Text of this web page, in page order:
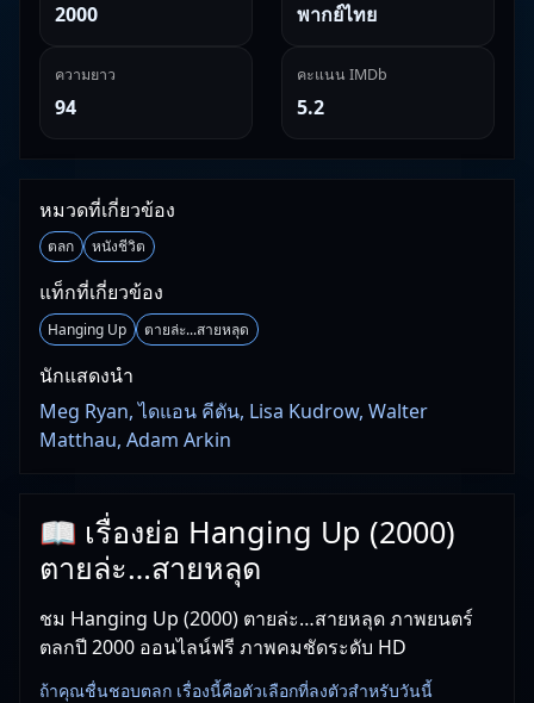
2000 พากย์ไทย
ความยาว
94
คะแนน IMDb
5.2
หมวดที่เกี่ยวข้อง
ตลก หนังชีวิต
แท็กที่เกี่ยวข้อง
Hanging Up ตายล่ะ...สายหลุด
นักแสดงนำ
Meg Ryan, ไดแอน คีตัน, Lisa Kudrow, Walter
Matthau, Adam Arkin
📖 เรื่องย่อ Hanging Up (2000)
ตายล่ะ…สายหลุด
ชม Hanging Up (2000) ตายล่ะ…สายหลุด ภาพยนตร์
ตลกปี 2000 ออนไลน์ฟรี ภาพคมชัดระดับ HD
ถ้าคุณชื่นชอบตลก เรื่องนี้คือตัวเลือกที่ลงตัวสำหรับวันนี้